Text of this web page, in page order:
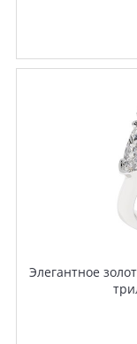
Элегантное